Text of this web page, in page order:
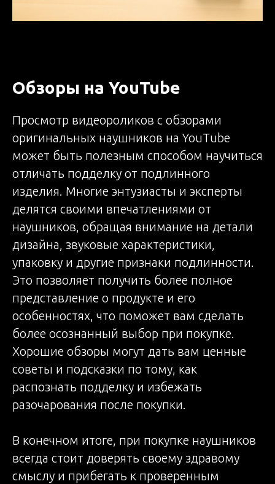
Обзоры на YouTube
Просмотр видеороликов с обзорами
оригинальных наушников на YouTube
может быть полезным способом научиться
отличать подделку от подлинного
изделия. Многие энтузиасты и эксперты
делятся своими впечатлениями от
наушников, обращая внимание на детали
дизайна, звуковые характеристики,
упаковку и другие признаки подлинности.
Это позволяет получить более полное
представление о продукте и его
особенностях, что поможет вам сделать
более осознанный выбор при покупке.
Хорошие обзоры могут дать вам ценные
советы и подсказки по тому, как
распознать подделку и избежать
разочарования после покупки.
В конечном итоге, при покупке наушников
всегда стоит доверять своему здравому
смыслу и прибегать к проверенным